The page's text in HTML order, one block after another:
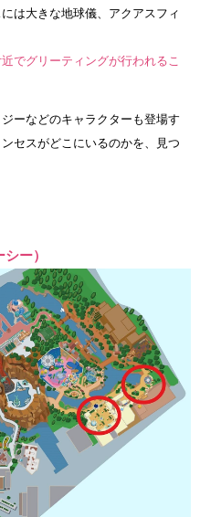
は大きな地球儀、アクアスフィ
でグリーティングが行われるこ
ーなどのキャラクターも登場す
セスがどこにいるのかを、見つ
ー）